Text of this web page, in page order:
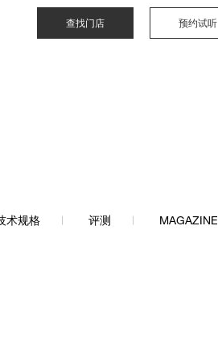
查找门店 预约试听
术规格 评测 MAGAZINE